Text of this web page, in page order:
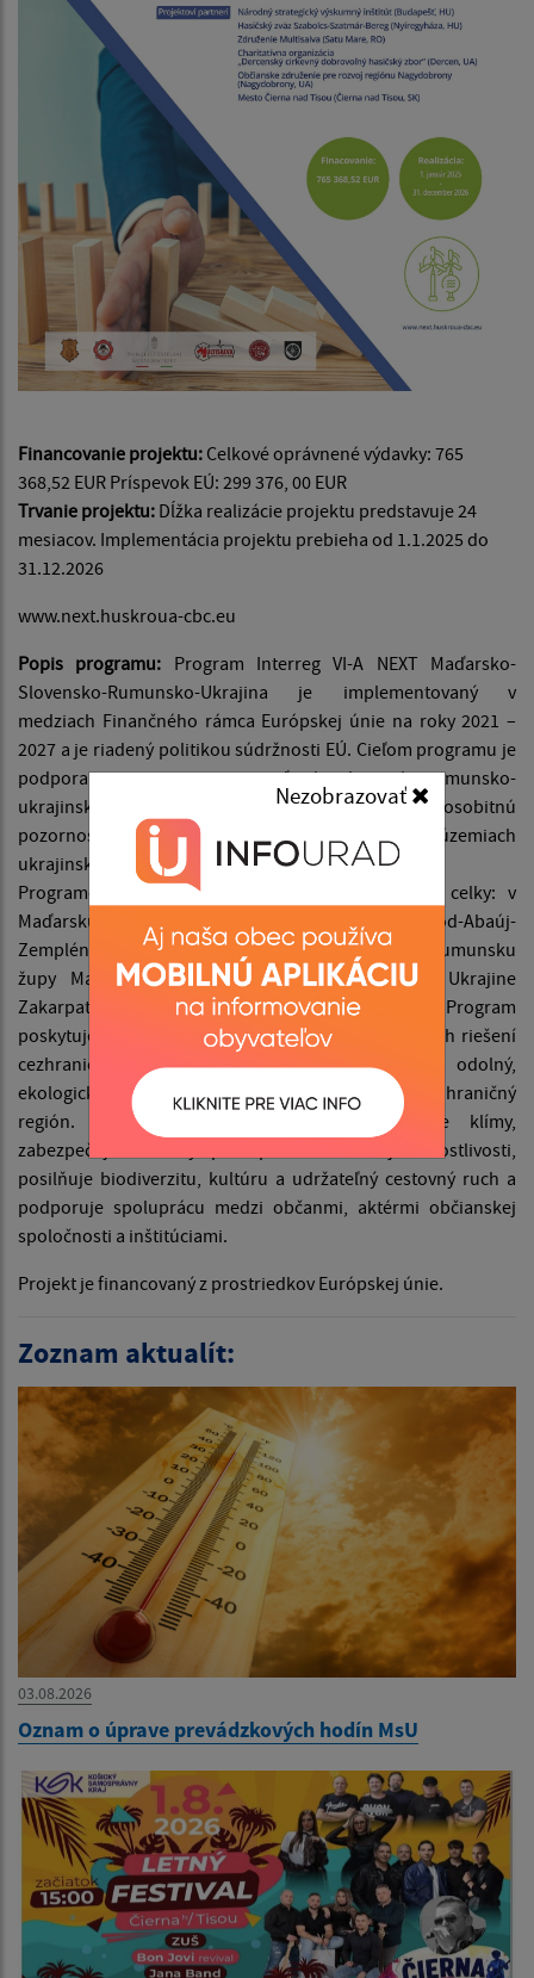
Financovanie projektu: Celkové oprávnené výdavky: 765
368,52 EUR Príspevok EÚ: 299 376, 00 EUR
Trvanie projektu: Dĺžka realizácie projektu predstavuje 24
mesiacov. Implementácia projektu prebieha od 1.1.2025 do
31.12.2026
www.next.huskroua-cbc.eu
Popis programu: Program Interreg VI-A NEXT Maďarsko-
Slovensko-Rumunsko-Ukrajina je implementovaný v
medziach Finančného rámca Európskej únie na roky 2021 –
2027 a je riadený politikou súdržnosti EÚ. Cieľom programu je
podpora rozvoja maďarsko-slovensko-rumunsko-
ukrajinského pohraničného regiónu, pričom osobitnú
pozornosť venuje znižovaniu rozdielov na územiach
ukrajinských prihraničných regiónov.
Programové územie zahŕňa nasledujúce územné celky: v
Maďarsku župy Szabolcs-Szatmár-Bereg a Borsod-Abaúj-
Zemplén, na Slovensku Košický a Prešovský kraj, v Rumunsku
župy Maramureș, Satu Mare a Suceava a na Ukrajine
Zakarpatskú, Ivanofrankivskú a Černovickú oblasť. Program
poskytuje financovanie z EÚ na realizáciu spoločných riešení
cezhraničných problémov s cieľom zabezpečiť odolný,
ekologický, zdravý, atraktívny a spolupracujúci pohraničný
región. Podporuje prispôsobovanie sa zmene klímy,
zabezpečuje rovnaký prístup k zdravotnej starostlivosti,
posilňuje biodiverzitu, kultúru a udržateľný cestovný ruch a
podporuje spoluprácu medzi občanmi, aktérmi občianskej
spoločnosti a inštitúciami.
Projekt je financovaný z prostriedkov Európskej únie.
Zoznam aktualít:
03.08.2026
Oznam o úprave prevádzkových hodín MsU
Nezobrazovať